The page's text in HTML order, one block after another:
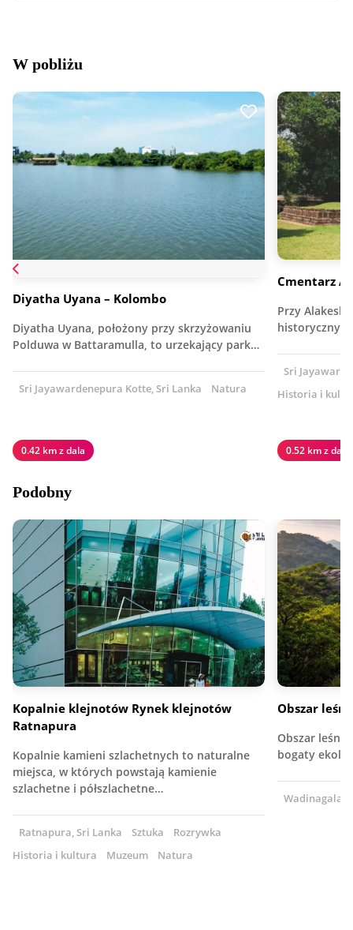
W pobliżu
Diyatha Uyana – Kolombo
Diyatha Uyana, położony przy skrzyżowaniu
Polduwa w Battaramulla, to urzekający park…
Sri Jayawardenepura Kotte, Sri Lanka Natura
0.42 km z dala
Cmentarz
Przy
historyczny
Sri
Historia i
0.52 km z dala
Podobny
Kopalnie klejnotów Rynek klejnotów
Ratnapura
Kopalnie kamieni szlachetnych to naturalne
miejsca, w których powstają kamienie
szlachetne i półszlachetne…
Ratnapura, Sri Lanka Sztuka
Rozrywka
Historia i kultura
Muzeum Natura
Obszar
Obszar leśny
bogaty
Wadinagala,